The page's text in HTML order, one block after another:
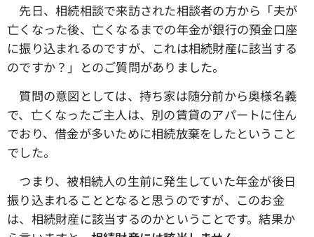
先日、相続相談で来訪された相談者の方から「夫が
亡くなった後、亡くなるまでの年金が銀行の預金口座
に振り込まれるのですが、これは相続財産に該当する
のですか？」とのご質問がありました。
質問の意図としては、持ち家は随分前から奥様名義
で、亡くなったご主人は、別の賃貸のアパートに住ん
でおり、借金が多いために相続放棄をしたということ
でした。
つまり、被相続人の生前に発生していた年金が後日
振り込まれることとなると思うのですが、このお金
は、相続財産に該当するのかということです。結果か